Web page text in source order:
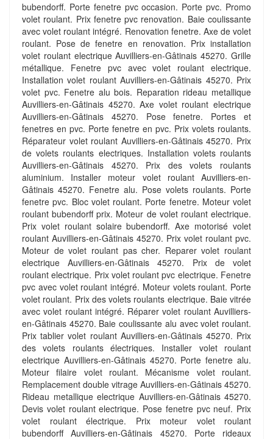
bubendorff. Porte fenetre pvc occasion. Porte pvc. Promo
volet roulant. Prix fenetre pvc renovation. Baie coulissante
avec volet roulant intégré. Renovation fenetre. Axe de volet
roulant. Pose de fenetre en renovation. Prix installation
volet roulant electrique Auvilliers-en-Gâtinais 45270. Grille
métallique. Fenetre pvc avec volet roulant electrique.
Installation volet roulant Auvilliers-en-Gâtinais 45270. Prix
volet pvc. Fenetre alu bois. Reparation rideau metallique
Auvilliers-en-Gâtinais 45270. Axe volet roulant electrique
Auvilliers-en-Gâtinais 45270. Pose fenetre. Portes et
fenetres en pvc. Porte fenetre en pvc. Prix volets roulants.
Réparateur volet roulant Auvilliers-en-Gâtinais 45270. Prix
de volets roulants electriques. Installation volets roulants
Auvilliers-en-Gâtinais 45270. Prix des volets roulants
aluminium. Installer moteur volet roulant Auvilliers-en-
Gâtinais 45270. Fenetre alu. Pose volets roulants. Porte
fenetre pvc. Bloc volet roulant. Porte fenetre. Moteur volet
roulant bubendorff prix. Moteur de volet roulant electrique.
Prix volet roulant solaire bubendorff. Axe motorisé volet
roulant Auvilliers-en-Gâtinais 45270. Prix volet roulant pvc.
Moteur de volet roulant pas cher. Reparer volet roulant
electrique Auvilliers-en-Gâtinais 45270. Prix de volet
roulant electrique. Prix volet roulant pvc electrique. Fenetre
pvc avec volet roulant intégré. Moteur volets roulant. Porte
volet roulant. Prix des volets roulants electrique. Baie vitrée
avec volet roulant intégré. Réparer volet roulant Auvilliers-
en-Gâtinais 45270. Baie coulissante alu avec volet roulant.
Prix tablier volet roulant Auvilliers-en-Gâtinais 45270. Prix
des volets roulants électriques. Installer volet roulant
electrique Auvilliers-en-Gâtinais 45270. Porte fenetre alu.
Moteur filaire volet roulant. Mécanisme volet roulant.
Remplacement double vitrage Auvilliers-en-Gâtinais 45270.
Rideau metallique electrique Auvilliers-en-Gâtinais 45270.
Devis volet roulant electrique. Pose fenetre pvc neuf. Prix
volet roulant électrique. Prix moteur volet roulant
bubendorff Auvilliers-en-Gâtinais 45270. Porte rideaux